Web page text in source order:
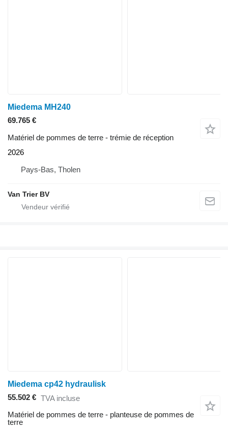
Miedema MH240
69.765 €
Matériel de pommes de terre - trémie de réception
2026
Pays-Bas, Tholen
Van Trier BV
Miedema cp42 hydraulisk
55.502 € TVA incluse
Matériel de pommes de terre - planteuse de pommes de
terre